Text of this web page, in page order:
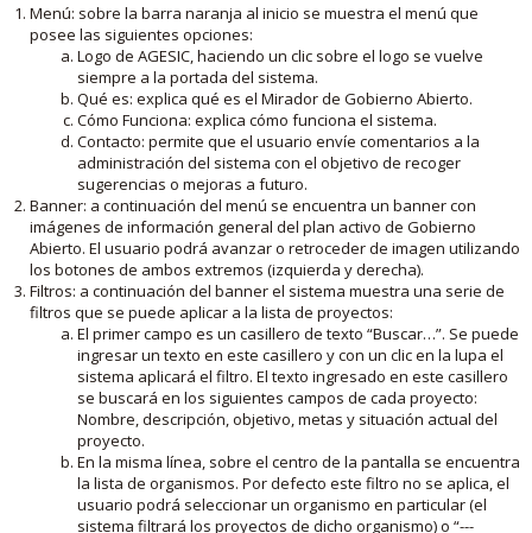
Menú: sobre la barra naranja al inicio se muestra el menú que
posee las siguientes opciones:
Logo de AGESIC, haciendo un clic sobre el logo se vuelve
siempre a la portada del sistema.
Qué es: explica qué es el Mirador de Gobierno Abierto.
Cómo Funciona: explica cómo funciona el sistema.
Contacto: permite que el usuario envíe comentarios a la
administración del sistema con el objetivo de recoger
sugerencias o mejoras a futuro.
Banner: a continuación del menú se encuentra un banner con
imágenes de información general del plan activo de Gobierno
Abierto. El usuario podrá avanzar o retroceder de imagen utilizando
los botones de ambos extremos (izquierda y derecha).
Filtros: a continuación del banner el sistema muestra una serie de
filtros que se puede aplicar a la lista de proyectos:
El primer campo es un casillero de texto “Buscar…”. Se puede
ingresar un texto en este casillero y con un clic en la lupa el
sistema aplicará el filtro. El texto ingresado en este casillero
se buscará en los siguientes campos de cada proyecto:
Nombre, descripción, objetivo, metas y situación actual del
proyecto.
En la misma línea, sobre el centro de la pantalla se encuentra
la lista de organismos. Por defecto este filtro no se aplica, el
usuario podrá seleccionar un organismo en particular (el
sistema filtrará los proyectos de dicho organismo) o “---